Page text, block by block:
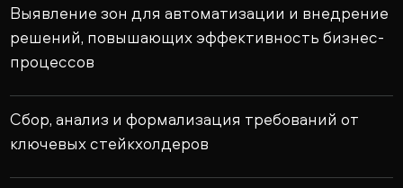
Выявление зон для автоматизации и внедрение
решений, повышающих эффективность бизнес-
процессов
Сбор, анализ и формализация требований от
ключевых стейкхолдеров